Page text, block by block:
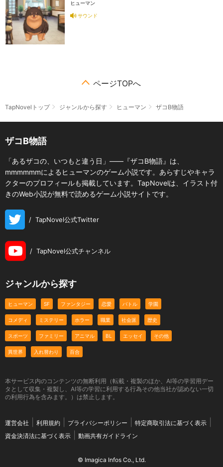
ヒューマン
サウンド
ページTOPへ
TapNovelトップ ジャンルから探す ヒューマン ザコB物語
ザコB物語
「あるザコの、いつもと違う日」――『ザコB物語』は、
mmmmmmによるヒューマンのゲーム小説です。あらすじやキャラ
クターのプロフィールも掲載しています。TapNovelは、イラスト付
きのWeb小説が無料で読めるゲーム小説サイトです。
/ TapNovel公式Twitter
/ TapNovel公式チャンネル
ジャンルから探す
ヒューマン SF ファンタジー 恋愛 バトル 学園
コメディ ミステリー ホラー 職業 社会派 歴史
スポーツ ファミリー アニマル BL エッセイ その他
異世界 入れ替わり 百合
本サービス内のコンテンツの無断利用（転載・複製のほか、AI等の学習用デー
タとして収集・複製し、AI等の学習に利用する行為その他当社が認めない一切
の利用行為を含みます。）は禁止します。
運営会社 利用規約 プライバシーポリシー
特定商取引法に基づく表示
資金決済法に基づく表示
動画共有ガイドライン
© Imagica Infos Co., Ltd.